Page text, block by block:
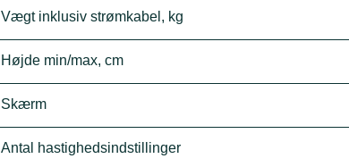
Vægt inklusiv strømkabel, kg
Højde min/max, cm
Skærm
Antal hastighedsindstillinger